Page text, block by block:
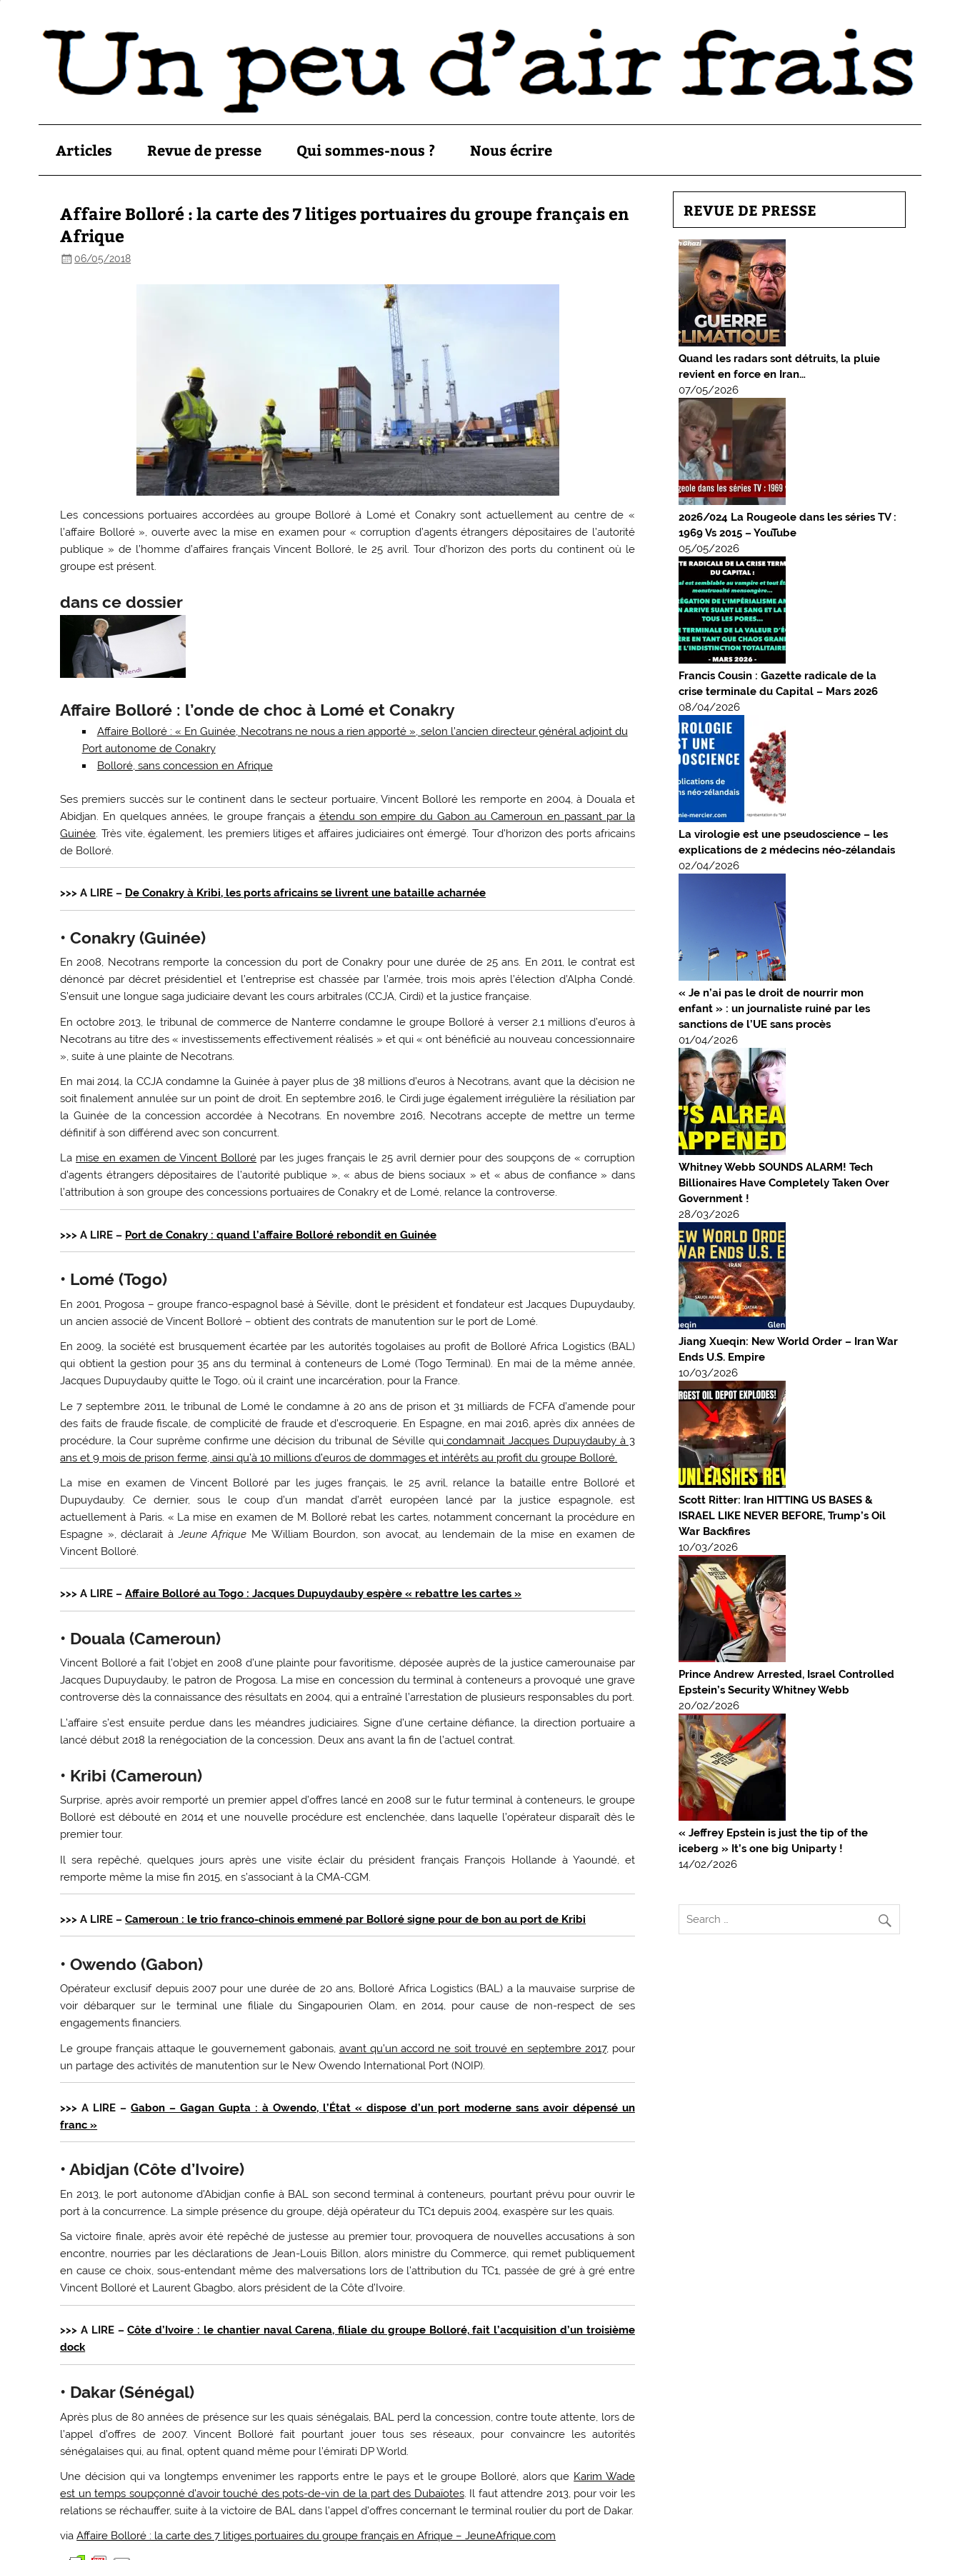
Articles Revue de presse Qui sommes-nous ? Nous écrire
Affaire Bolloré : la carte des 7 litiges portuaires du groupe français en
Afrique
06/05/2018
Les concessions portuaires accordées au groupe Bolloré à Lomé et Conakry sont actuellement au centre de «
l’affaire Bolloré », ouverte avec la mise en examen pour « corruption d’agents étrangers dépositaires de l’autorité
publique » de l’homme d’affaires français Vincent Bolloré, le 25 avril. Tour d’horizon des ports du continent où le
groupe est présent.
dans ce dossier
Affaire Bolloré : l’onde de choc à Lomé et Conakry
Affaire Bolloré : « En Guinée, Necotrans ne nous a rien apporté », selon l’ancien directeur général adjoint du
Port autonome de Conakry
Bolloré, sans concession en Afrique
Ses premiers succès sur le continent dans le secteur portuaire, Vincent Bolloré les remporte en 2004, à Douala et
Abidjan. En quelques années, le groupe français a étendu son empire du Gabon au Cameroun en passant par la
Guinée. Très vite, également, les premiers litiges et affaires judiciaires ont émergé. Tour d’horizon des ports africains
de Bolloré.
>>> A LIRE – De Conakry à Kribi, les ports africains se livrent une bataille acharnée
• Conakry (Guinée)
En 2008, Necotrans remporte la concession du port de Conakry pour une durée de 25 ans. En 2011, le contrat est
dénoncé par décret présidentiel et l’entreprise est chassée par l’armée, trois mois après l’élection d’Alpha Condé.
S’ensuit une longue saga judiciaire devant les cours arbitrales (CCJA, Cirdi) et la justice française.
En octobre 2013, le tribunal de commerce de Nanterre condamne le groupe Bolloré à verser 2,1 millions d’euros à
Necotrans au titre des « investissements effectivement réalisés » et qui « ont bénéficié au nouveau concessionnaire
», suite à une plainte de Necotrans.
En mai 2014, la CCJA condamne la Guinée à payer plus de 38 millions d’euros à Necotrans, avant que la décision ne
soit finalement annulée sur un point de droit. En septembre 2016, le Cirdi juge également irrégulière la résiliation par
la Guinée de la concession accordée à Necotrans. En novembre 2016, Necotrans accepte de mettre un terme
définitif à son différend avec son concurrent.
La mise en examen de Vincent Bolloré par les juges français le 25 avril dernier pour des soupçons de « corruption
d’agents étrangers dépositaires de l’autorité publique », « abus de biens sociaux » et « abus de confiance » dans
l’attribution à son groupe des concessions portuaires de Conakry et de Lomé, relance la controverse.
>>> A LIRE – Port de Conakry : quand l’affaire Bolloré rebondit en Guinée
• Lomé (Togo)
En 2001, Progosa – groupe franco-espagnol basé à Séville, dont le président et fondateur est Jacques Dupuydauby,
un ancien associé de Vincent Bolloré – obtient des contrats de manutention sur le port de Lomé.
En 2009, la société est brusquement écartée par les autorités togolaises au profit de Bolloré Africa Logistics (BAL)
qui obtient la gestion pour 35 ans du terminal à conteneurs de Lomé (Togo Terminal). En mai de la même année,
Jacques Dupuydauby quitte le Togo, où il craint une incarcération, pour la France.
Le 7 septembre 2011, le tribunal de Lomé le condamne à 20 ans de prison et 31 milliards de FCFA d’amende pour
des faits de fraude fiscale, de complicité de fraude et d’escroquerie. En Espagne, en mai 2016, après dix années de
procédure, la Cour suprême confirme une décision du tribunal de Séville quicondamnait Jacques Dupuydauby à 3
ans et 9 mois de prison ferme, ainsi qu’à 10 millions d’euros de dommages et intérêts au profit du groupe Bolloré.
La mise en examen de Vincent Bolloré par les juges français, le 25 avril, relance la bataille entre Bolloré et
Dupuydauby. Ce dernier, sous le coup d’un mandat d’arrêt européen lancé par la justice espagnole, est
actuellement à Paris. « La mise en examen de M. Bolloré rebat les cartes, notamment concernant la procédure en
Espagne », déclarait àJeune Afrique Me William Bourdon, son avocat, au lendemain de la mise en examen de
Vincent Bolloré.
>>> A LIRE –Affaire Bolloré au Togo : Jacques Dupuydauby espère « rebattre les cartes »
• Douala (Cameroun)
Vincent Bolloré a fait l’objet en 2008 d’une plainte pour favoritisme, déposée auprès de la justice camerounaise par
Jacques Dupuydauby, le patron de Progosa. La mise en concession du terminal à conteneurs a provoqué une grave
controverse dès la connaissance des résultats en 2004, qui a entraîné l’arrestation de plusieurs responsables du port.
L’affaire s’est ensuite perdue dans les méandres judiciaires. Signe d’une certaine défiance, la direction portuaire a
lancé début 2018 la renégociation de la concession. Deux ans avant la fin de l’actuel contrat.
• Kribi (Cameroun)
Surprise, après avoir remporté un premier appel d’offres lancé en 2008 sur le futur terminal à conteneurs, le groupe
Bolloré est débouté en 2014 et une nouvelle procédure est enclenchée, dans laquelle l’opérateur disparaît dès le
premier tour.
Il sera repêché, quelques jours après une visite éclair du président français François Hollande à Yaoundé, et
remporte même la mise fin 2015, en s’associant à la CMA-CGM.
>>> A LIRE –Cameroun : le trio franco-chinois emmené par Bolloré signe pour de bon au port de Kribi
• Owendo (Gabon)
Opérateur exclusif depuis 2007 pour une durée de 20 ans, Bolloré Africa Logistics (BAL) a la mauvaise surprise de
voir débarquer sur le terminal une filiale du Singapourien Olam, en 2014, pour cause de non-respect de ses
engagements financiers.
Le groupe français attaque le gouvernement gabonais, avant qu’un accord ne soit trouvé en septembre 2017, pour
un partage des activités de manutention sur le New Owendo International Port (NOIP).
>>> A LIRE –Gabon – Gagan Gupta : à Owendo, l’État « dispose d’un port moderne sans avoir dépensé un
franc »
• Abidjan (Côte d’Ivoire)
En 2013, le port autonome d’Abidjan confie à BAL son second terminal à conteneurs, pourtant prévu pour ouvrir le
port à la concurrence. La simple présence du groupe, déjà opérateur du TC1 depuis 2004, exaspère sur les quais.
Sa victoire finale, après avoir été repêché de justesse au premier tour, provoquera de nouvelles accusations à son
encontre, nourries par les déclarations de Jean-Louis Billon, alors ministre du Commerce, qui remet publiquement
en cause ce choix, sous-entendant même des malversations lors de l’attribution du TC1, passée de gré à gré entre
Vincent Bolloré et Laurent Gbagbo, alors président de la Côte d’Ivoire.
>>> A LIRE –Côte d’Ivoire : le chantier naval Carena, filiale du groupe Bolloré, fait l’acquisition d’un troisième
dock
• Dakar (Sénégal)
Après plus de 80 années de présence sur les quais sénégalais, BAL perd la concession, contre toute attente, lors de
l’appel d’offres de 2007. Vincent Bolloré fait pourtant jouer tous ses réseaux, pour convaincre les autorités
sénégalaises qui, au final, optent quand même pour l’émirati DP World.
Une décision qui va longtemps envenimer les rapports entre le pays et le groupe Bolloré, alors que Karim Wade
est un temps soupçonné d’avoir touché des pots-de-vin de la part des Dubaïotes. Il faut attendre 2013, pour voir les
relations se réchauffer, suite à la victoire de BAL dans l’appel d’offres concernant le terminal roulier du port de Dakar.
viaAffaire Bolloré : la carte des 7 litiges portuaires du groupe français en Afrique – JeuneAfrique.com
REVUE DE PRESSE
Quand les radars sont détruits, la pluie
revient en force en Iran…
07/05/2026
2026/024 La Rougeole dans les séries TV :
1969 Vs 2015 – YouTube
05/05/2026
Francis Cousin : Gazette radicale de la
crise terminale du Capital – Mars 2026
08/04/2026
La virologie est une pseudoscience – les
explications de 2 médecins néo-zélandais
02/04/2026
« Je n’ai pas le droit de nourrir mon
enfant » : un journaliste ruiné par les
sanctions de l’UE sans procès
01/04/2026
Whitney Webb SOUNDS ALARM! Tech
Billionaires Have Completely Taken Over
Government !
28/03/2026
Jiang Xueqin: New World Order – Iran War
Ends U.S. Empire
10/03/2026
Scott Ritter: Iran HITTING US BASES &
ISRAEL LIKE NEVER BEFORE, Trump’s Oil
War Backfires
10/03/2026
Prince Andrew Arrested, Israel Controlled
Epstein’s Security Whitney Webb
20/02/2026
« Jeffrey Epstein is just the tip of the
iceberg » It’s one big Uniparty !
14/02/2026